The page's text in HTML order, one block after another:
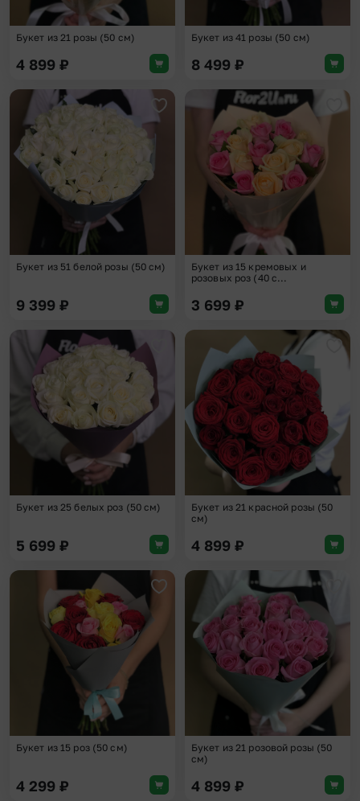
Букет из 21 розы (50 см)
4 899 ₽
Букет из 41 розы (50 см)
8 499 ₽
Добавить в избранное
Букет из 51 белой розы (50 см)
9 399 ₽
Букет из 15 кремовых и
розовых роз (40 с...
3 699 ₽
Добавить в избранное
Букет из 25 белых роз (50 см)
5 699 ₽
Букет из 21 красной розы (50
см)
4 899 ₽
Добавить в избранное
Букет из 15 роз (50 см)
4 299 ₽
Букет из 21 розовой розы (50
см)
4 899 ₽